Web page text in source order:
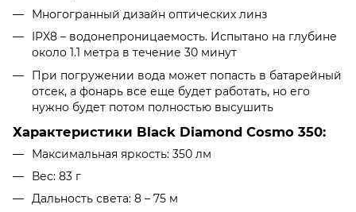
Многогранный дизайн оптических линз
IPX8 – водонепроницаемость. Испытано на глубине
около 1.1 метра в течение 30 минут
При погружении вода может попасть в батарейный
отсек, а фонарь все еще будет работать, но его
нужно будет потом полностью высушить
Характеристики Black Diamond Cosmo 350:
Максимальная яркость: 350 лм
Вес: 83 г
Дальность света: 8 – 75 м